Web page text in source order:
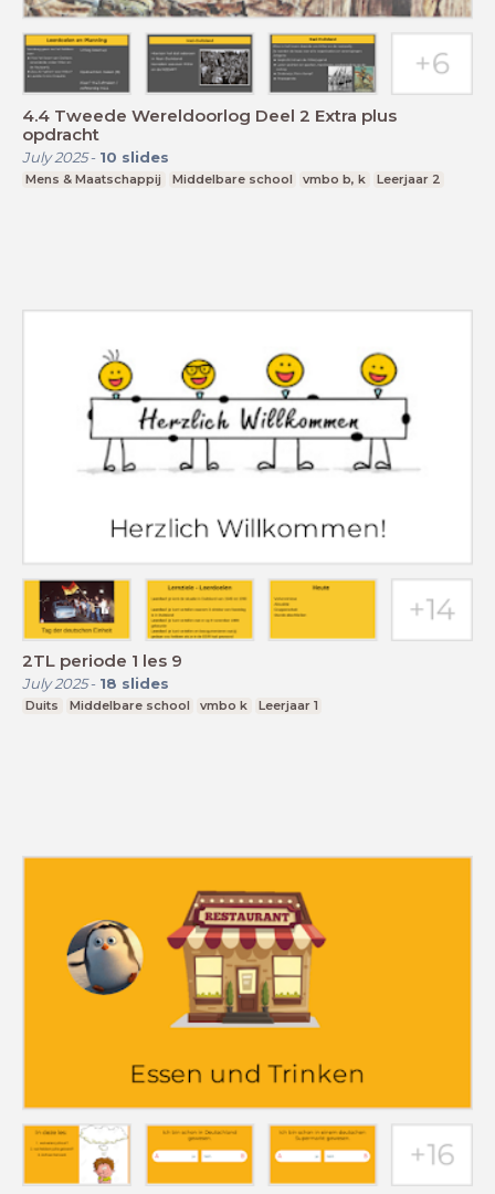
4.4 Tweede Wereldoorlog Deel 2 Extra plus
opdracht
July 2025- 10 slides
Mens & Maatschappij Middelbare school vmbo b, k Leerjaar 2
2TL periode 1 les 9
July 2025- 18 slides
Duits Middelbare school vmbo k Leerjaar 1